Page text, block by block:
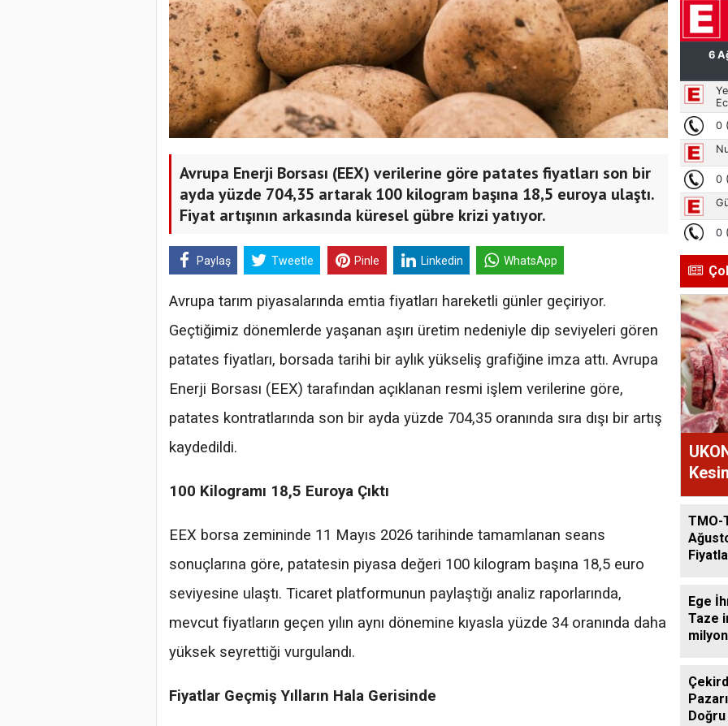
Avrupa Enerji Borsası (EEX) verilerine göre patates fiyatları son bir
ayda yüzde 704,35 artarak 100 kilogram başına 18,5 euroya ulaştı.
Fiyat artışının arkasında küresel gübre krizi yatıyor.
Paylaş Tweetle Pinle Linkedin WhatsApp
Avrupa tarım piyasalarında emtia fiyatları hareketli günler geçiriyor.
Geçtiğimiz dönemlerde yaşanan aşırı üretim nedeniyle dip seviyeleri gören
patates fiyatları, borsada tarihi bir aylık yükseliş grafiğine imza attı. Avrupa
Enerji Borsası (EEX) tarafından açıklanan resmi işlem verilerine göre,
patates kontratlarında son bir ayda yüzde 704,35 oranında sıra dışı bir artış
kaydedildi.
100 Kilogramı 18,5 Euroya Çıktı
EEX borsa zemininde 11 Mayıs 2026 tarihinde tamamlanan seans
sonuçlarına göre, patatesin piyasa değeri 100 kilogram başına 18,5 euro
seviyesine ulaştı. Ticaret platformunun paylaştığı analiz raporlarında,
mevcut fiyatların geçen yılın aynı dönemine kıyasla yüzde 34 oranında daha
yüksek seyrettiği vurgulandı.
Fiyatlar Geçmiş Yılların Hala Gerisinde
TMO-
Ege
Taze